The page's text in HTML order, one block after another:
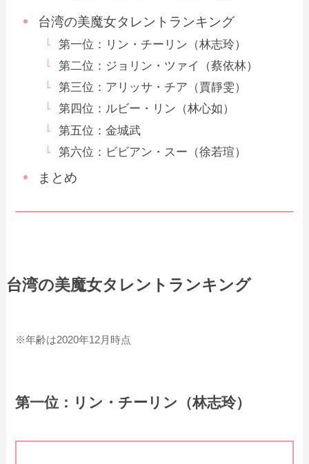
台湾の美魔女タレントランキング
第一位：リン・チーリン（林志玲）
第二位：ジョリン・ツァイ（蔡依林）
第三位：アリッサ・チア（賈靜雯）
第四位：ルビー・リン（林心如）
第五位：金城武
第六位：ビビアン・スー（徐若瑄）
まとめ
台湾の美魔女タレントランキング
※年齢は2020年12月時点
第一位：リン・チーリン（林志玲）